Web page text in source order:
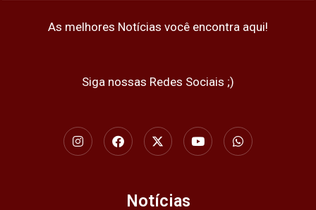
As melhores Notícias você encontra aqui!
Siga nossas Redes Sociais ;)
I
n
s
F
a
c
X
-
t
t
t
Y
o
u
W
h
a
Notícias